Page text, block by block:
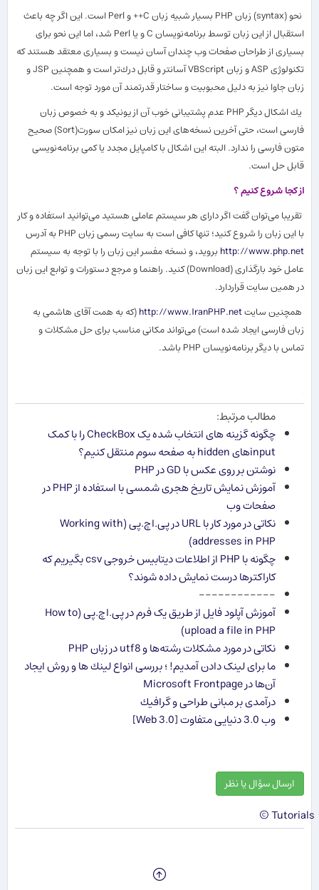
نحو (syntax) زبان PHP بسیار شبیه زبان C++ و Perl است. این اگر چه باعث
استقبال از این زبان توسط برنامه
نویسان C و یا Perl شد، اما این نحو برای
بسیاری از طراحان صفحات وب چندان آسان نیست و بسیاری معتقد هستند كه
تكنولوژی ASP و زبان VBScript آسانتر و قابل درك
تر است و همچنین JSP و
زبان جاوا نیز به دلیل محبوبیت و ساختار قدرتمند آن مورد توجه است.
یك اشكال دیگر PHP عدم پشتیبانی خوب آن از یونیكد و به خصوص زبان
فارسی است، حتی آخرین نسخه
های این زبان نیز امكان سورت(Sort) صحیح
متون فارسی را ندارد. البته این اشكال با كامپایل مجدد یا كمی برنامهنویسی
قابل حل است.
از كجا شروع كنیم ؟
تقریبا میتوان گفت اگر دارای هر سیستم عاملی هستید میتوانید استفاده و كار
با این زبان را شروع كنید؛ تنها كافی است به سایت رسمی زبان PHP به آدرس
http://www.php.net بروید، و نسخه مفسر این زبان را با توجه به سیستم
عامل خود بارگذاری (Download) كنید. راهنما و مرجع دستورات و توابع این زبان
در همین سایت قراردارد.
همچنین سایتhttp://www.IranPHP.net(كه به همت آقای هاشمی به
زبان فارسی ایجاد شده است) میتواند مكانی مناسب برای حل مشكلات و
تماس با دیگر برنامهنویسان PHP باشد.
مطالب مرتبط:
چگونه گزینه های انتخاب شده یک CheckBox را با کمک
inputهای hidden به صفحه سوم منتقل کنیم؟
نوشتن بر روی عکس با GD در PHP
آموزش نمایش تاریخ هجری شمسی با استفاده از PHP در
صفحات وب
نکاتی در مورد کار با URL در پی.اچ.پی (Working with
addresses in PHP)
چگونه با PHP از اطلاعات دیتابیس خروجی csv بگیریم که
کاراکترها درست نمایش داده شوند؟
------------
آموزش آپلود فایل از طریق یک فرم در پی.اچ.پی (How to
upload a file in PHP)
نکاتی در مورد مشکلات رشته‌ها و utf8 در زبان PHP
ما برای لینک دادن آمدیم! ؛ بررسی انواع لینك ها و روش ایجاد
آن‌ها در Microsoft Frontpage
درآمدی بر مبانی طراحی و گرافیك
وب 3.0 دنیایی متفاوت [Web 3.0]
ارسال سؤال یا نظر
Tutorials ©